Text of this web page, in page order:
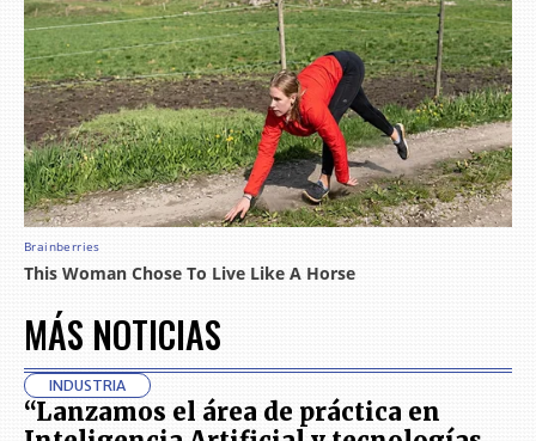
MÁS NOTICIAS
INDUSTRIA
“Lanzamos el área de práctica en